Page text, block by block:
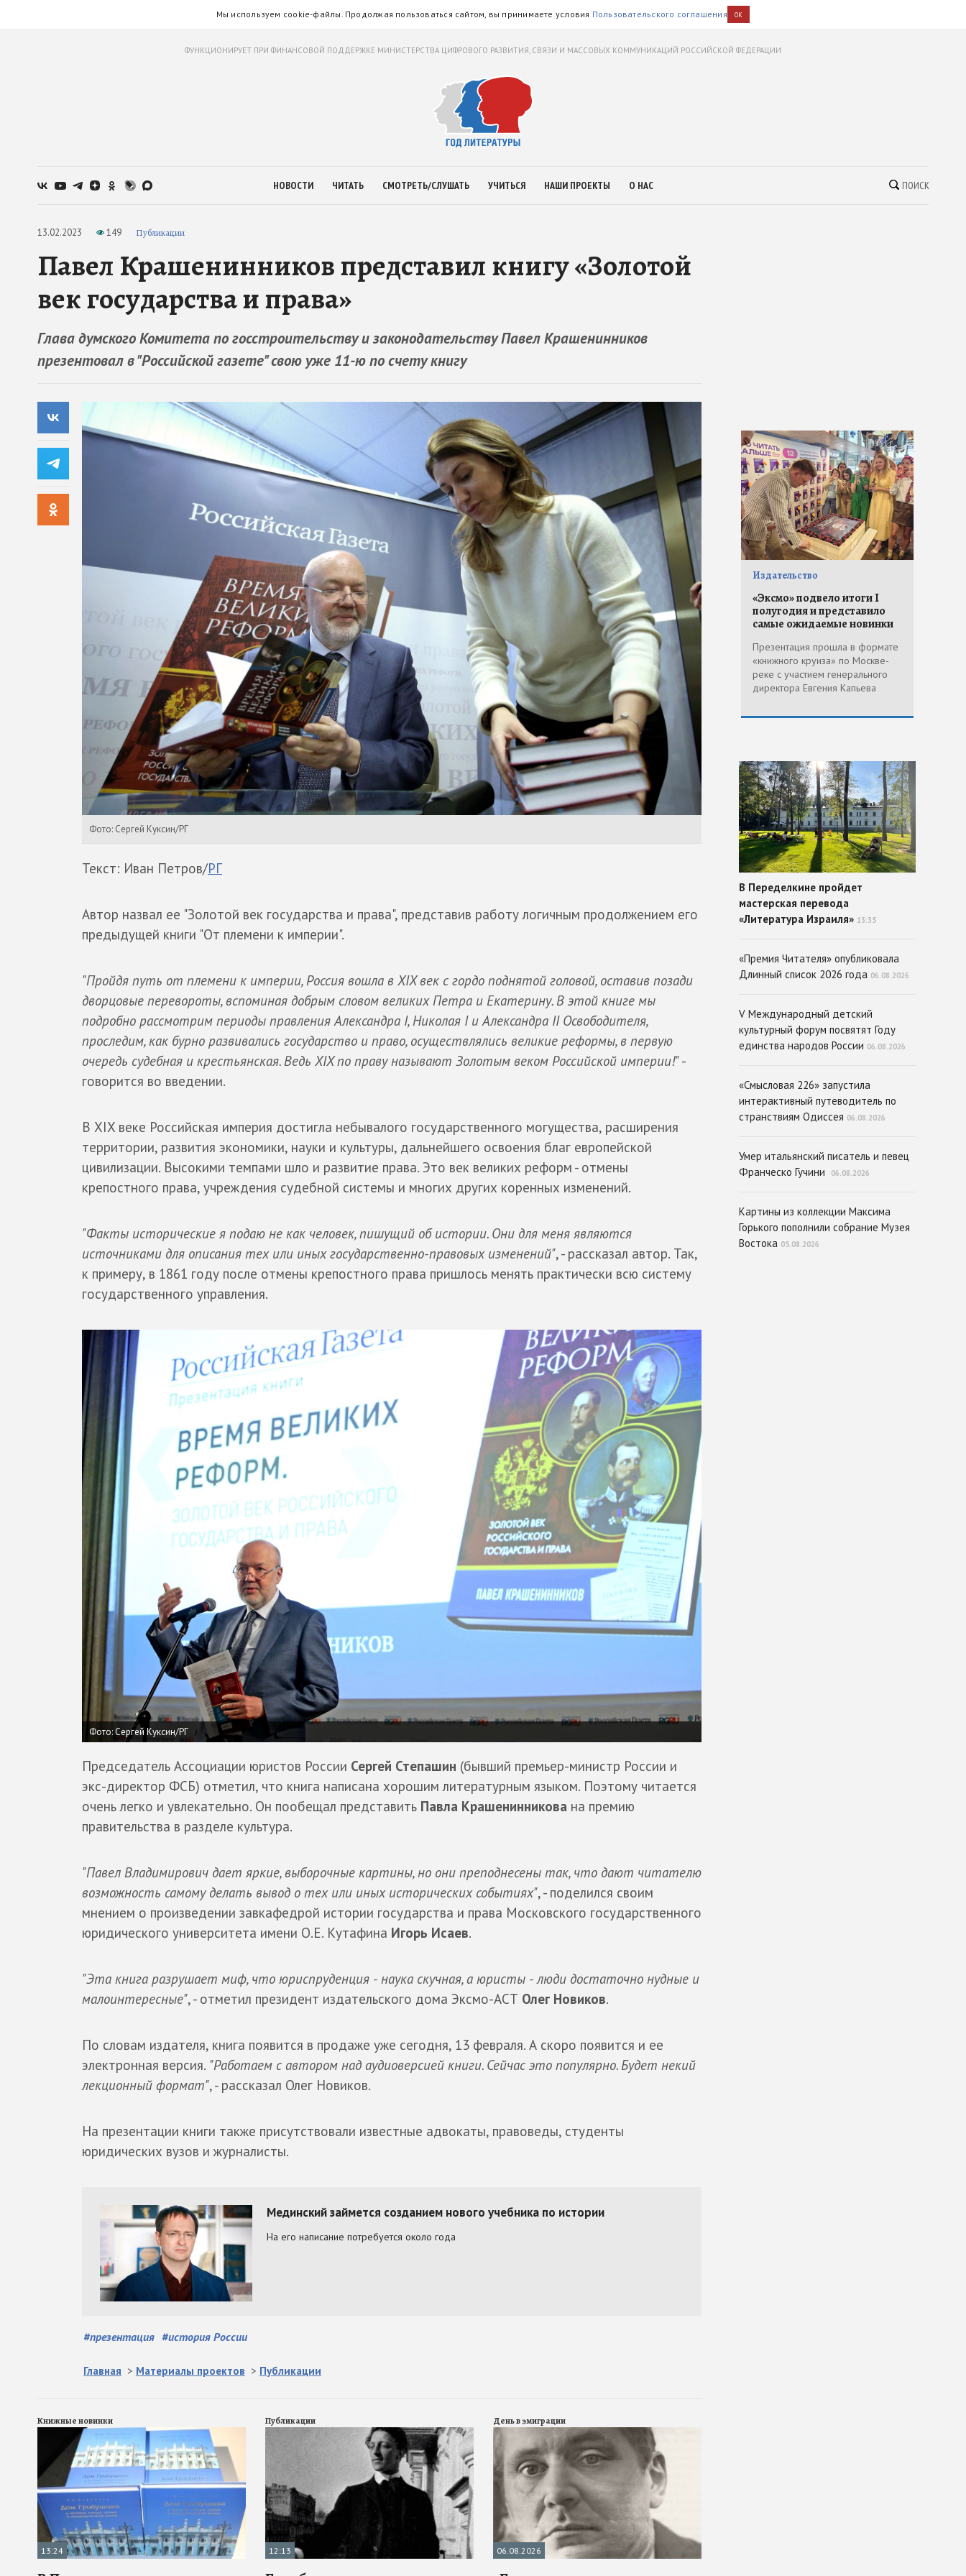
Мы используем cookie-файлы. Продолжая пользоваться сайтом, вы принимаете условия Пользовательского соглашения OK
ФУНКЦИОНИРУЕТ ПРИ ФИНАНСОВОЙ ПОДДЕРЖКЕ МИНИСТЕРСТВА ЦИФРОВОГО РАЗВИТИЯ, СВЯЗИ И МАССОВЫХ КОММУНИКАЦИЙ РОССИЙСКОЙ ФЕДЕРАЦИИ
НОВОСТИ ЧИТАТЬ СМОТРЕТЬ/СЛУШАТЬ УЧИТЬСЯ НАШИ ПРОЕКТЫ О НАС ПОИСК
13.02.2023 149 Публикации
Павел Крашенинников представил книгу «Золотой
век государства и права»
Глава думского Комитета по госстроительству и законодательству Павел Крашенинников
презентовал в "Российской газете" свою уже 11-ю по счету книгу
Фото: Сергей Куксин/РГ
Текст: Иван Петров/РГ
Автор назвал ее "Золотой век государства и права", представив работу логичным продолжением его
предыдущей книги "От племени к империи".
"Пройдя путь от племени к империи, Россия вошла в XIX век с гордо поднятой головой, оставив позади
дворцовые перевороты, вспоминая добрым словом великих Петра и Екатерину. В этой книге мы
подробно рассмотрим периоды правления Александра I, Николая I и Александра II Освободителя,
проследим, как бурно развивались государство и право, осуществлялись великие реформы, в первую
очередь судебная и крестьянская. Ведь XIX по праву называют Золотым веком Российской империи!"-
говорится во введении.
В XIX веке Российская империя достигла небывалого государственного могущества, расширения
территории, развития экономики, науки и культуры, дальнейшего освоения благ европейской
цивилизации. Высокими темпами шло и развитие права. Это век великих реформ - отмены
крепостного права, учреждения судебной системы и многих других коренных изменений.
"Факты исторические я подаю не как человек, пишущий об истории. Они для меня являются
источниками для описания тех или иных государственно-правовых изменений", - рассказал автор. Так,
к примеру, в 1861 году после отмены крепостного права пришлось менять практически всю систему
государственного управления.
Фото: Сергей Куксин/РГ
Председатель Ассоциации юристов России Сергей Степашин (бывший премьер-министр России и
экс-директор ФСБ) отметил, что книга написана хорошим литературным языком. Поэтому читается
очень легко и увлекательно. Он пообещал представить Павла Крашенинникова на премию
правительства в разделе культура.
"Павел Владимирович дает яркие, выборочные картины, но они преподнесены так, что дают читателю
возможность самому делать вывод о тех или иных исторических событиях", - поделился своим
мнением о произведении завкафедрой истории государства и права Московского государственного
юридического университета имени О.Е. Кутафина Игорь Исаев.
"Эта книга разрушает миф, что юриспруденция - наука скучная, а юристы - люди достаточно нудные и
малоинтересные", - отметил президент издательского дома Эксмо-АСТ Олег Новиков.
По словам издателя, книга появится в продаже уже сегодня, 13 февраля. А скоро появится и ее
электронная версия. "Работаем с автором над аудиоверсией книги. Сейчас это популярно. Будет некий
лекционный формат", - рассказал Олег Новиков.
На презентации книги также присутствовали известные адвокаты, правоведы, студенты
юридических вузов и журналисты.
#презентация #история России
Главная > Материалы проектов > Публикации
Книжные новинки
13:24
Публикации
12:13
День в эмиграции
06.08.2026
Издательство
«Эксмо» подвело итоги I
полугодия и представило
самые ожидаемые новинки
Презентация прошла в формате
«книжного круиза» по Москве-
реке с участием генерального
директора Евгения Капьева
В Переделкине пройдет
мастерская перевода
«Литература Израиля» 13:35
«Премия Читателя» опубликовала
Длинный список 2026 года 06.08.2026
V Международный детский
культурный форум посвятят Году
единства народов России 06.08.2026
«Смысловая 226» запустила
интерактивный путеводитель по
странствиям Одиссея 06.08.2026
Умер итальянский писатель и певец
Франческо Гучини
06.08.2026
Картины из коллекции Максима
Горького пополнили собрание Музея
Востока 05.08.2026